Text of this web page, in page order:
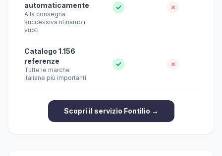
automaticamente
Alla consegna
successiva ritiriamo i
vuoti
✓ ✗
Catalogo 1.156
referenze
Tutte le marche
italiane più importanti
✓ ✗
Scopri il servizio Fontilio →